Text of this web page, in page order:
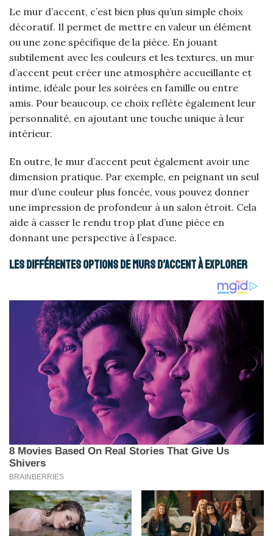
Le mur d’accent, c’est bien plus qu’un simple choix
décoratif. Il permet de mettre en valeur un élément
ou une zone spécifique de la pièce. En jouant
subtilement avec les couleurs et les textures, un mur
d’accent peut créer une atmosphère accueillante et
intime, idéale pour les soirées en famille ou entre
amis. Pour beaucoup, ce choix reflète également leur
personnalité, en ajoutant une touche unique à leur
intérieur.
En outre, le mur d’accent peut également avoir une
dimension pratique. Par exemple, en peignant un seul
mur d’une couleur plus foncée, vous pouvez donner
une impression de profondeur à un salon étroit. Cela
aide à casser le rendu trop plat d’une pièce en
donnant une perspective à l’espace.
Les différentes options de murs d’accent à explorer